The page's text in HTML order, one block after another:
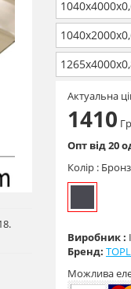
Актуальна
1410
Опт від 20
Колір :
Виробник :
Бренд:
Можлива